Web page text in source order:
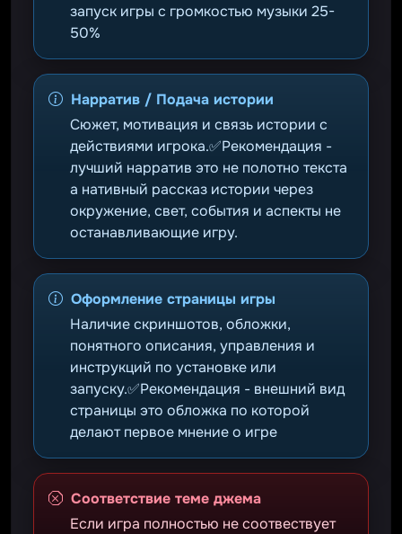
запуск игры с громкостью музыки 25-
50%
Нарратив / Подача истории
Сюжет, мотивация и связь истории с
действиями игрока.✅Рекомендация -
лучший нарратив это не полотно текста
а нативный рассказ истории через
окружение, свет, события и аспекты не
останавливающие игру.
Оформление страницы игры
Наличие скриншотов, обложки,
понятного описания, управления и
инструкций по установке или
запуску.✅Рекомендация - внешний вид
страницы это обложка по которой
делают первое мнение о игре
Соответствие теме джема
Если игра полностью не соотвествует